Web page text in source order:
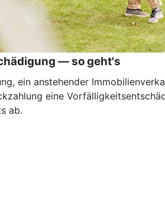
— so geht's
ein anstehender
eine
ab.